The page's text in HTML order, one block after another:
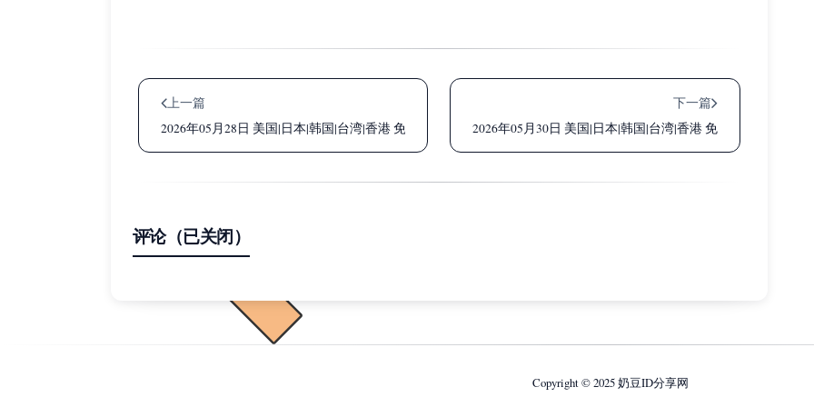
上一篇
2026年05月28日 美国|日本|韩国|台湾|香港 免费Apple ID共享账号密码大全
下一篇
2026年05月30日 美国|日本|韩国|台湾|香港 免费Apple ID共享
评论（已关闭）
Copyright © 2025奶豆ID分享网